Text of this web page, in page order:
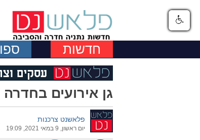
חדשות
גן אירועים בחדרה
פלאשנט צרכנות
יום ראשון, 9 במאי 2021, 19:09